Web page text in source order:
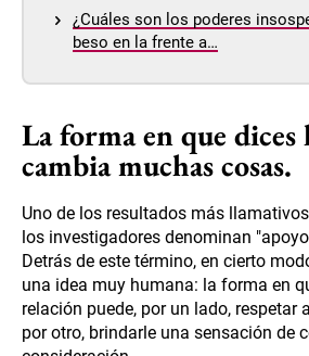
¿Cuáles son los poderes
beso en la frente a…
La forma en que dices
cambia muchas cosas.
Uno de los resultados más
los investigadores denominan
Detrás de este término, en cierto
una idea muy humana: la forma en
relación puede, por un lado, respetar
por otro, brindarle una sensación de